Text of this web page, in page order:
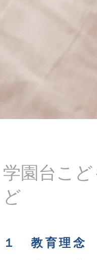
学園台こ
ど
１ 教育理念